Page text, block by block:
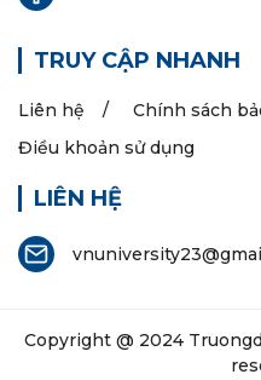
TRUY CẬP NHANH
Liên hệ
Chính sách
Điều khoản sử dụng
LIÊN HỆ
Copyright @ 2024